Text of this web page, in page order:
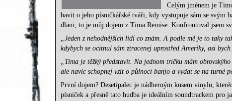
Celým jménem je
bavit o jeho písničkářské tváři, kdy vystupuje sám se svým
dlani, to je můj dojem z Tima Remise. Konfrontoval jsem
„Jeden z nehodnějších lidí co znám. A podle mě je to taky
kdybych se ocitnul sám ztracenej uprostřed Ameriky, asi
„Tima je těžký představit. Na jednom tričku mám
ale navíc schopnej vzít o půlnoci banjo a vydat se na turné
První dojem? Desetipalec je nádherným kusem vinylu,
písniček a přesně tato hudba je ideálním soundtrackem